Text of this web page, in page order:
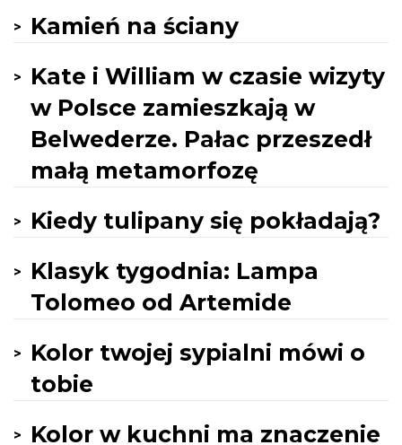
Kamień na ściany
Kate i William w czasie wizyty
w Polsce zamieszkają w
Belwederze. Pałac przeszedł
małą metamorfozę
Kiedy tulipany się pokładają?
Klasyk tygodnia: Lampa
Tolomeo od Artemide
Kolor twojej sypialni mówi o
tobie
Kolor w kuchni ma znaczenie